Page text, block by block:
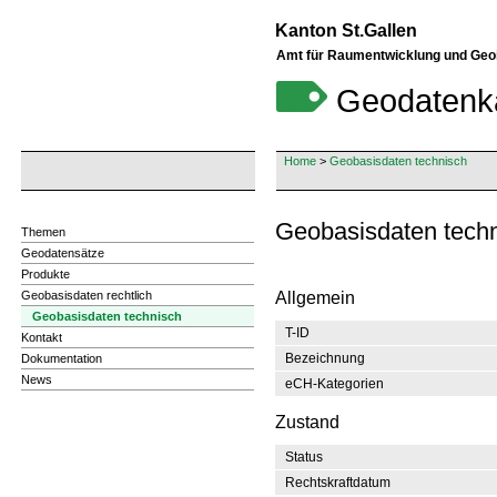
Kanton St.Gallen
Amt für Raumentwicklung und
Home > Geobasisdaten technisch
Themen
Geodatensätze
Produkte
Geobasisdaten rechtlich
Geobasisdaten technisch
Kontakt
Dokumentation
News
Geobasisdaten
Allgemein
T-ID
Bezeichnung
eCH-Kategorien
Zustand
Status
Rechtskraftdatum